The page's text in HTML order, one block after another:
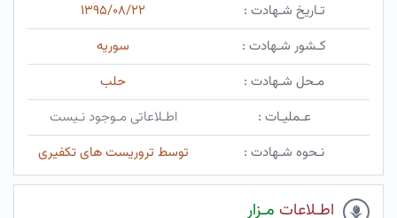
تـاریخ شـهادت :
۱۳۹۵/۰۸/۲۲
کـشور شـهادت :
سوریه
مـحل شـهادت :
حلب
عـملیـات :
اطـلاعاتی مـوجود نـیست
نـحوه شـهادت :
توسط تروریست های تکفیری
اطـلاعات مـزار